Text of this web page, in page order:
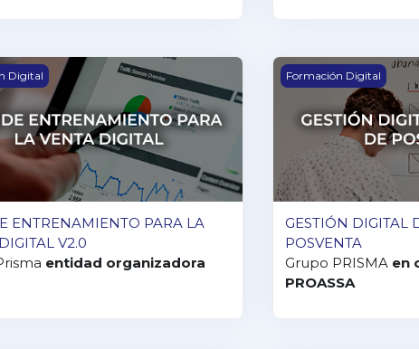
ENTRENAMIENTO PARA LA VENTA DIGITAL V2.0
Digital
ENTRENAMIENTO PARA LA
V2.0
entidad organizadora
GESTIÓN DIGITAL
Formación Digital
GESTIÓN DIGITAL
POSVENTA
Grupo PRISMA en
PROASSA